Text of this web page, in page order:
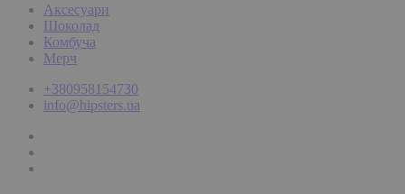
Аксесуари
Шоколад
Комбуча
Мерч
+380958154730
info@hipsters.ua